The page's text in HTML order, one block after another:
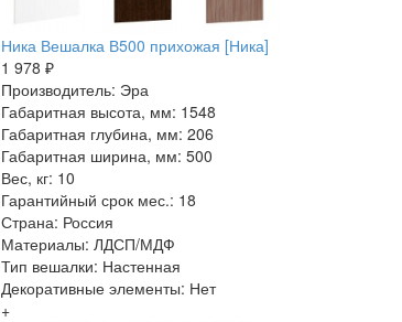
Ника Вешалка В500 прихожая [Ника]
1 978 ₽
Производитель: Эра
Габаритная высота, мм: 1548
Габаритная глубина, мм: 206
Габаритная ширина, мм: 500
Вес, кг: 10
Гарантийный срок мес.: 18
Страна: Россия
Материалы: ЛДСП/МДФ
Тип вешалки: Настенная
Декоративные элементы: Нет
+